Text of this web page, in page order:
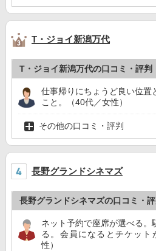
T・ジョイ新潟万代
T・ジョイ新潟万代の口コミ・評判
仕事帰りにちょうど良い位置
こと。（40代／女性）
その他の口コミ・評判
長野グランドシネマズ
長野グランドシネマズの口コミ・評
ネット予約で座席が選べる。
る。会員になるとチケット
性）